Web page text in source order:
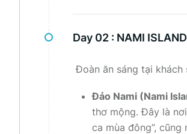
Day 02 : NAMI
Đoàn ăn sáng tại khách
Đảo Nami (Nami
thơ mộng. Đây là
ca mùa đông”,